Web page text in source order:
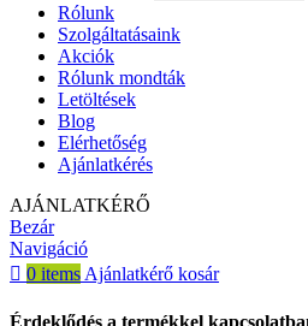
Rólunk
Szolgáltatásaink
Akciók
Rólunk mondták
Letöltések
Blog
Elérhetőség
Ajánlatkérés
AJÁNLATKÉRŐ
Bezár
Navigáció
0 items Ajánlatkérő kosár